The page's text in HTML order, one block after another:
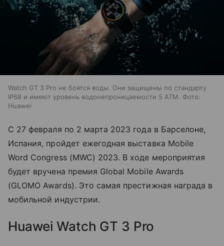
Watch GT 3 Pro не боятся воды. Они защищены по стандарту
IP68 и имеют уровень водонепроницаемости 5 АТМ. Фото:
Huawei
С 27 февраля по 2 марта 2023 года в Барселоне,
Испания, пройдет ежегодная выставка Mobile
Word Congress (MWC) 2023. В ходе мероприятия
будет вручена премия Global Mobile Awards
(GLOMO Awards). Это самая престижная награда в
мобильной индустрии.
Huawei Watch GT 3 Pro